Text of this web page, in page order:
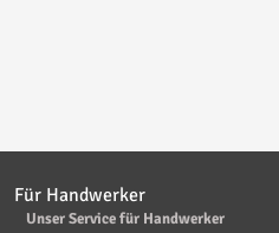
Für Handwerker
Unser Service für Handwerker